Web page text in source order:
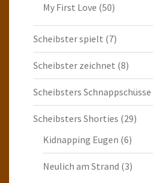
My First Love (50)
Scheibster spielt (7)
Scheibster zeichnet (8)
Scheibsters Schnappschüsse
Scheibsters Shorties (29)
Kidnapping Eugen (6)
Neulich am Strand (3)